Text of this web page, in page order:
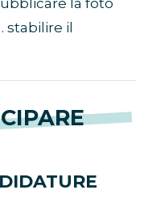
stabilire il